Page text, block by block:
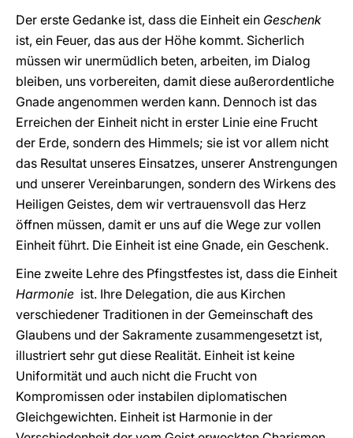
Der erste Gedanke ist, dass die Einheit ein Geschenk
ist, ein Feuer, das aus der Höhe kommt. Sicherlich
müssen wir unermüdlich beten, arbeiten, im Dialog
bleiben, uns vorbereiten, damit diese außerordentliche
Gnade angenommen werden kann. Dennoch ist das
Erreichen der Einheit nicht in erster Linie eine Frucht
der Erde, sondern des Himmels; sie ist vor allem nicht
das Resultat unseres Einsatzes, unserer Anstrengungen
und unserer Vereinbarungen, sondern des Wirkens des
Heiligen Geistes, dem wir vertrauensvoll das Herz
öffnen müssen, damit er uns auf die Wege zur vollen
Einheit führt. Die Einheit ist eine Gnade, ein Geschenk.
Eine zweite Lehre des Pfingstfestes ist, dass die Einheit
Harmonie ist. Ihre Delegation, die aus Kirchen
verschiedener Traditionen in der Gemeinschaft des
Glaubens und der Sakramente zusammengesetzt ist,
illustriert sehr gut diese Realität. Einheit ist keine
Uniformität und auch nicht die Frucht von
Kompromissen oder instabilen diplomatischen
Gleichgewichten. Einheit ist Harmonie in der